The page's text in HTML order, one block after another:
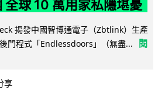
全球 10 萬用家私隱堪憂
揭發中國智博通電子（Zbtlink）生產
門程式「Endlessdoors」（無盡...
閱
享